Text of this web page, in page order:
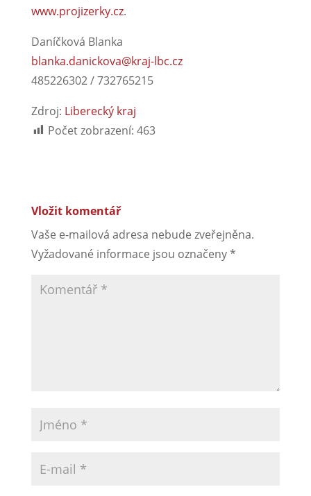
www.projizerky.cz.
Daníčková Blanka
blanka.danickova@kraj-lbc.cz
485226302 / 732765215
Zdroj: Liberecký kraj
Počet zobrazení: 463
Vložit komentář
Vaše e-mailová adresa nebude zveřejněna.
Vyžadované informace jsou označeny*